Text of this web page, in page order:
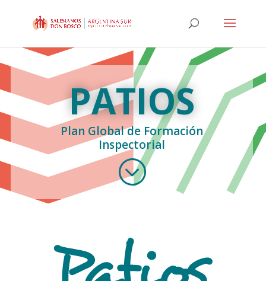
PATIOS
Plan Global de Formación
Inspectorial
;